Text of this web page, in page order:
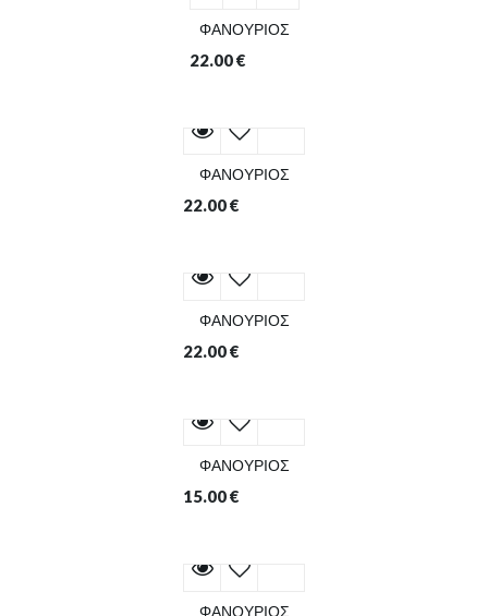
ΦΑΝΟΥΡΙΟΣ
22.00€
ΦΑΝΟΥΡΙΟΣ
22.00€
ΦΑΝΟΥΡΙΟΣ
22.00€
ΦΑΝΟΥΡΙΟΣ
15.00€
ΦΑΝΟΥΡΙΟΣ